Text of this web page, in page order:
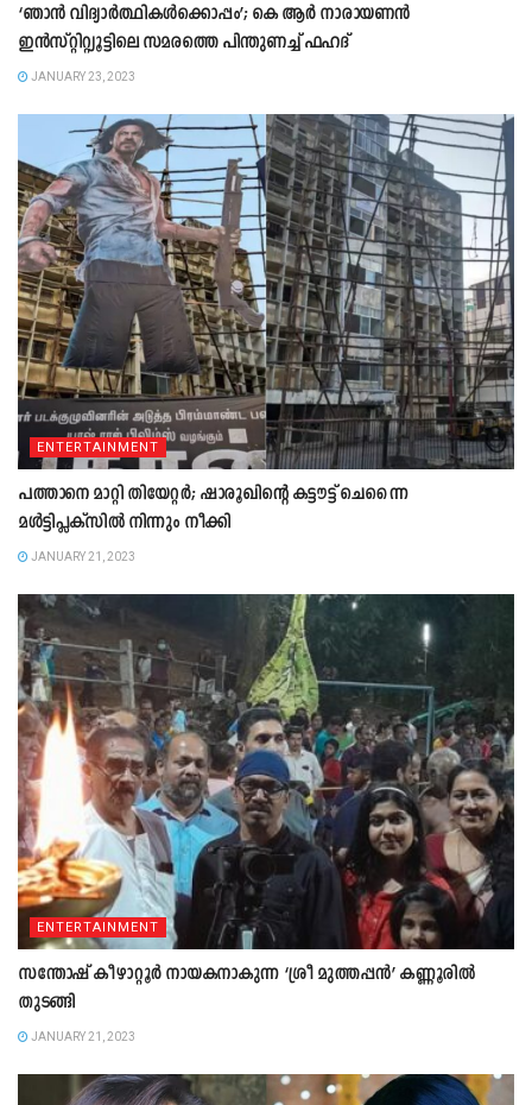
‘ഞാൻ വിദ്യാർത്ഥികൾക്കൊപ്പം’; കെ ആർ നാരായണൻ
ഇൻസ്റ്റിറ്റ്യൂട്ടിലെ സമരത്തെ പിന്തുണച്ച് ഫഹദ്
JANUARY 23, 2023
ENTERTAINMENT
പത്താനെ മാറ്റി തിയേറ്റർ; ഷാരൂഖിന്റെ കട്ടൗട്ട് ചെന്നൈ
മൾട്ടിപ്ലക്സിൽ നിന്നും നീക്കി
JANUARY 21, 2023
ENTERTAINMENT
സന്തോഷ് കീഴാറ്റൂർ നായകനാകുന്ന ‘ശ്രീ മുത്തപ്പൻ’ കണ്ണൂരിൽ
തുടങ്ങി
JANUARY 21, 2023